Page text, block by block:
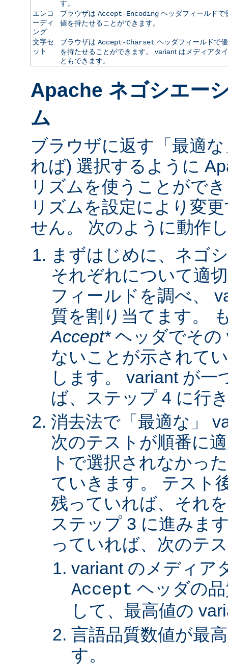
す。
エンコ
ーディ
ング
ブラウザは Accept-Encodingヘッダフィールドで
値を持たせることができます。
文字セ
ット
ブラウザは Accept-Charset ヘッダフィールドで
を持たせることができます。 variant はメディアタ
ともできます。
Apache ネゴシエー
ム
ブラウザに返す「最適
れば) 選択するように
リズムを使うことがで
リズムを設定により変
せん。 次のように動作
まずはじめに、ネゴ
それぞれについて適
フィールドを調べ、
質を割り当てます。
Accept*ヘッダでその
ないことが示されて
します。 variant が
ば、ステップ 4 に行
消去法で「最適な」
次のテストが順番に
トで選択されなかっ
ていきます。 テスト
残っていれば、それ
ステップ 3 に進みま
っていれば、次のテ
variant のメディア
Accept ヘッダの
して、最高値の
言語品質数値が最
す。